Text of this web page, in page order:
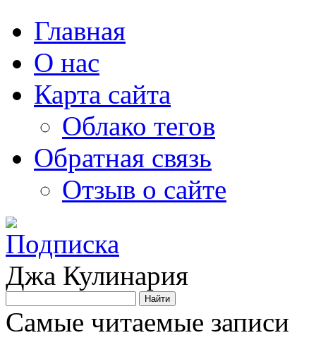
Главная
О нас
Карта сайта
Облако тегов
Обратная связь
Отзыв о сайте
Джа Кулинария
Самые читаемые записи